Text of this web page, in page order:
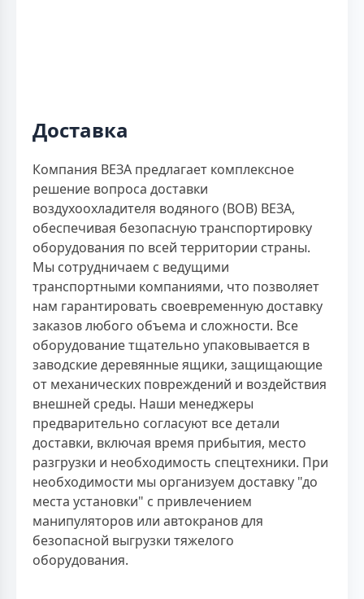
Доставка
Компания ВЕЗА предлагает комплексное
решение вопроса доставки
воздухоохладителя водяного (ВОВ) ВЕЗА,
обеспечивая безопасную транспортировку
оборудования по всей территории страны.
Мы сотрудничаем с ведущими
транспортными компаниями, что позволяет
нам гарантировать своевременную доставку
заказов любого объема и сложности. Все
оборудование тщательно упаковывается в
заводские деревянные ящики, защищающие
от механических повреждений и воздействия
внешней среды. Наши менеджеры
предварительно согласуют все детали
доставки, включая время прибытия, место
разгрузки и необходимость спецтехники. При
необходимости мы организуем доставку "до
места установки" с привлечением
манипуляторов или автокранов для
безопасной выгрузки тяжелого
оборудования.